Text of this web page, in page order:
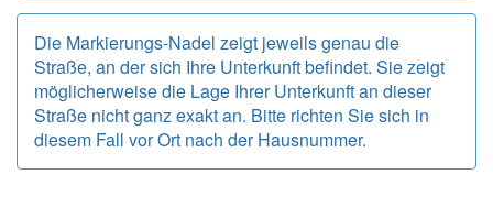
Die Markierungs-Nadel zeigt jeweils genau die
Straße, an der sich Ihre Unterkunft befindet. Sie zeigt
möglicherweise die Lage Ihrer Unterkunft an dieser
Straße nicht ganz exakt an. Bitte richten Sie sich in
diesem Fall vor Ort nach der Hausnummer.